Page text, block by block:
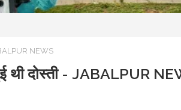
NEWS
थी दोस्ती - JABALPUR